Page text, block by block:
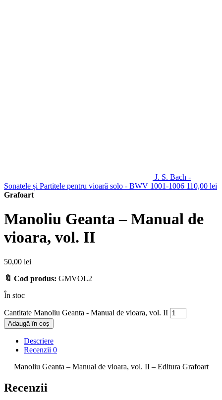
J. S. Bach -
Sonatele și Partitele pentru vioară solo - BWV 1001-1006 110,00 lei
Grafoart
Manoliu Geanta – Manual de
vioara, vol. II
50,00 lei
🔖 Cod produs: GMVOL2
În stoc
Cantitate Manoliu Geanta - Manual de vioara, vol. II
Adaugă în coș
Descriere
Recenzii 0
Manoliu Geanta – Manual de vioara, vol. II – Editura Grafoart
Recenzii